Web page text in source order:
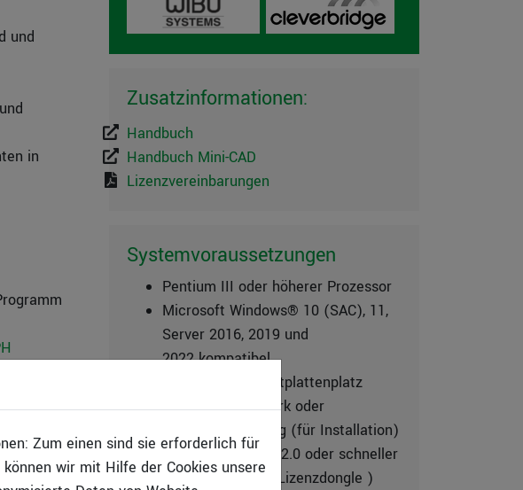
und
in
Zusatzinformationen:
Handbuch
Handbuch Mini-CAD
Lizenzvereinbarungen
Systemvoraussetzungen
Pentium III oder höherer Prozessor
Microsoft Windows® 10 (SAC), 11,
Server 2016, 2019 und
2022 kompatibel
500 MB freier Festplattenplatz
DVD-ROM Laufwerk oder
Internetverbindung (für Installation)
USB Schnittstelle 2.0 oder schneller
(für den CmStick-Lizenzdongle )
Zum einen sind sie erforderlich für
wir mit Hilfe der Cookies unsere